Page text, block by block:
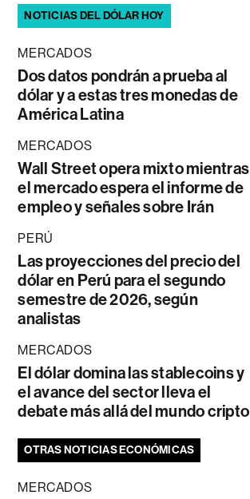
NOTICIAS DEL DÓLAR HOY
MERCADOS
Dos datos pondrán a prueba al
dólar y a estas tres monedas de
América Latina
MERCADOS
Wall Street opera mixto mientras
el mercado espera el informe de
empleo y señales sobre Irán
PERÚ
Las proyecciones del precio del
dólar en Perú para el segundo
semestre de 2026, según
analistas
MERCADOS
El dólar domina las stablecoins y
el avance del sector lleva el
debate más allá del mundo cripto
OTRAS NOTICIAS ECONÓMICAS
MERCADOS